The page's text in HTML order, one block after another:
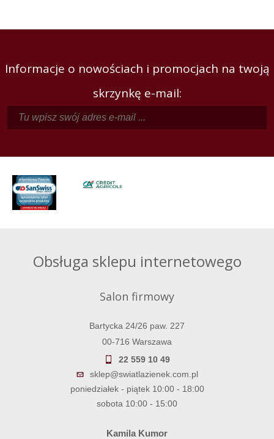
Informacje o nowościach i promocjach na twoją
skrzynkę e-mail:
Obsługa sklepu internetowego
Salon firmowy
Bartycka 24/26 paw. 227
00-716 Warszawa
22 559 10 49
sklep@swiatlazienek.com.pl
poniedziałek - piątek 10:00 - 18:00
sobota 10:00 - 15:00
Kamila Kumor